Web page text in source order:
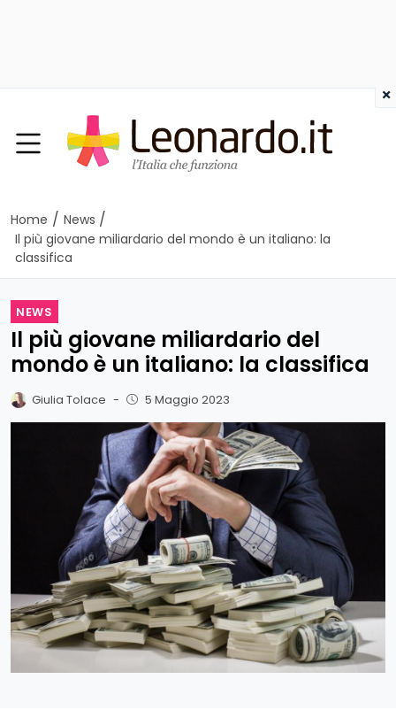
Home / News /
Il più giovane miliardario del mondo è un italiano: la
classifica
NEWS
Il più giovane miliardario del
mondo è un italiano: la classifica
Giulia Tolace - 5 Maggio 2023
×